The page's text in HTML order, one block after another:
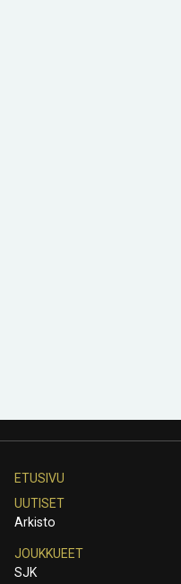
ETUSIVU
UUTISET
Arkisto
JOUKKUEET
SJK